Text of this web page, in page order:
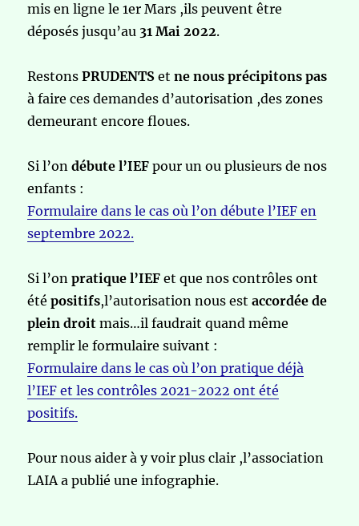
mis en ligne le 1er Mars ,ils peuvent être
déposés jusqu’au 31 Mai 2022.
RestonsPRUDENTS etne nous précipitons pas
à faire ces demandes d’autorisation ,des zones
demeurant encore floues.
Si l’ondébute l’IEF pour un ou plusieurs de nos
enfants :
Formulaire dans le cas où l’on débute l’IEF en
septembre 2022.
Si l’onpratique l’IEF et que nos contrôles ont
étépositifs,l’autorisation nous estaccordée de
plein droit mais…il faudrait quand même
remplir le formulaire suivant :
Formulaire dans le cas où l’on pratique déjà
l’IEF et les contrôles 2021-2022 ont été
positifs.
Pour nous aider à y voir plus clair ,l’association
LAIA a publié une infographie.